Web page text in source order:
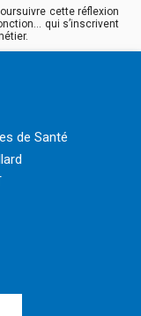
cette réflexion
qui s’inscrivent
de Santé